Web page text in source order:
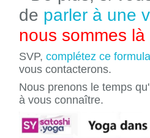
de parler à une
nous sommes
SVP, complétez ce
vous contacterons.
Nous prenons le temps
à vous connaître.